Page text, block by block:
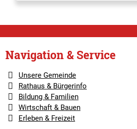
Navigation & Service
Unsere Gemeinde
Rathaus & Bürgerinfo
Bildung & Familien
Wirtschaft & Bauen
Erleben & Freizeit